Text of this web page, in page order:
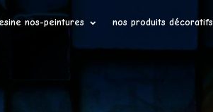
nos-peintures nos produits décoratifs